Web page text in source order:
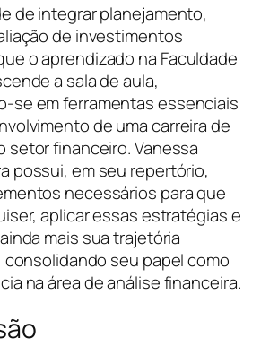
de integrar planejamento,
de investimentos
o aprendizado na Faculdade
a sala de aula,
se em ferramentas essenciais
de uma carreira de
setor financeiro. Vanessa
possui, em seu repertório,
necessários para que
aplicar essas estratégias e
mais sua trajetória
seu papel como
na área de análise financeira.